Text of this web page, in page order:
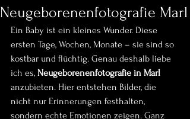
Neugeborenenfotografie Marl
Ein Baby ist ein kleines Wunder. Diese
ersten Tage, Wochen, Monate – sie sind so
kostbar und flüchtig. Genau deshalb liebe
ich es, Neugeborenenfotografie in Marl
anzubieten. Hier entstehen Bilder, die
nicht nur Erinnerungen festhalten,
sondern echte Emotionen zeigen. Ganz